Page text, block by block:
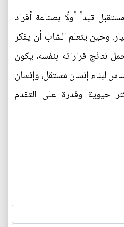
تبدأ أولًا بصناعة أفراد
وحين يتعلم الشاب أن يفكر
نتائج قراراته بنفسه، يكون
لبناء إنسان مستقل، وإنسان
حيوية وقدرة على التقدم